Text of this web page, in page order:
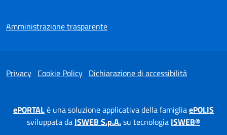
Amministrazione trasparente
Privacy Cookie Policy Dichiarazione di accessibilità
ePORTALè una soluzione applicativa della famigliaePOLIS
sviluppata da ISWEB S.p.A.su tecnologia ISWEB®